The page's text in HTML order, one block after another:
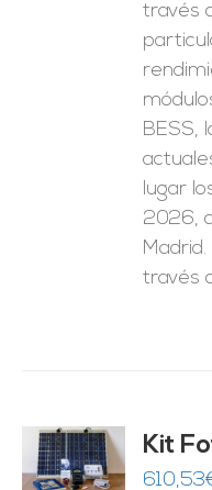
través
BESS,
lugar
2026,
través
Kit
610,53